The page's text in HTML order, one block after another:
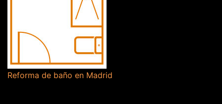
Reforma de baño en Madrid